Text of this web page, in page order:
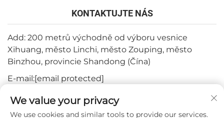
KONTAKTUJTE NÁS
Add: 200 metrů východně od výboru vesnice
Xihuang, město Linchi, město Zouping, město
Binzhou, provincie Shandong (Čína)
E-mail:[email protected]
Tel:+82-3180427370
Telefon: +86-15564344404
We value your privacy
We use cookies and similar tools to provide our services.